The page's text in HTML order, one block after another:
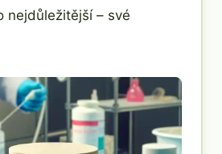
nejdůležitější – své